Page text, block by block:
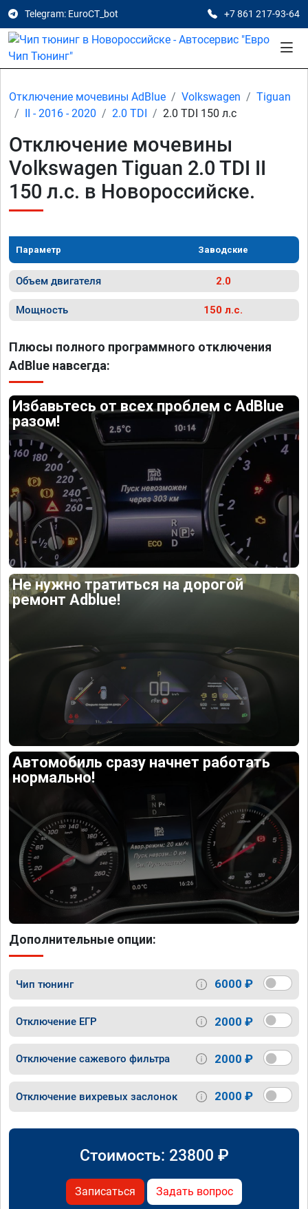
Telegram: EuroCT_bot +7 861 217-93-64
Отключение мочевины AdBlue Volkswagen
Tiguan
II - 2016 - 2020
2.0 TDI 2.0 TDI 150 л.с
Отключение мочевины
Volkswagen Tiguan 2.0 TDI II
150 л.с. в Новороссийске.
Параметр Заводские
Объем двигателя 2.0
Мощность 150 л.с.
Плюсы полного программного отключения
AdBlue навсегда:
Избавьтесь от всех проблем с AdBlue
разом!
Не нужно тратиться на дорогой
ремонт Adblue!
Автомобиль сразу начнет работать
нормально!
Дополнительные опции:
Чип тюнинг 6000 ₽
Отключение ЕГР 2000 ₽
Отключение сажевого фильтра 2000 ₽
Отключение вихревых заслонок 2000 ₽
Стоимость: 23800 ₽
Записаться Задать вопрос